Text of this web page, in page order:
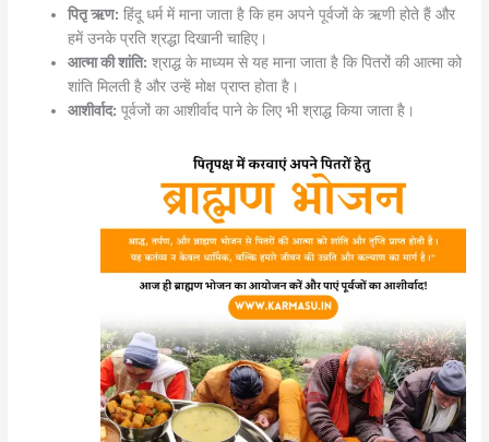
पितृ ऋण: हिंदू धर्म में माना जाता है कि हम अपने पूर्वजों के ऋणी होते हैं और
हमें उनके प्रति श्रद्धा दिखानी चाहिए।
आत्मा की शांति: श्राद्ध के माध्यम से यह माना जाता है कि पितरों की आत्मा को
शांति मिलती है और उन्हें मोक्ष प्राप्त होता है।
आशीर्वाद: पूर्वजों का आशीर्वाद पाने के लिए भी श्राद्ध किया जाता है।